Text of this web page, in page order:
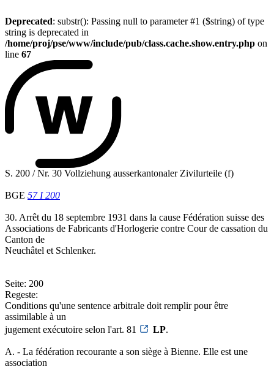
Deprecated: substr(): Passing null to parameter #1 ($string) of type
string is deprecated in
/home/proj/pse/www/include/pub/class.cache.show.entry.php on
line 67
S. 200 / Nr. 30 Vollziehung ausserkantonaler Zivilurteile (f)
BGE 57 I 200
30. Arrêt du 18 septembre 1931 dans la cause Fédération suisse des
Associations de Fabricants d'Horlogerie contre Cour de cassation du
Canton de
Neuchâtel et Schlenker.
Seite: 200
Regeste:
Conditions qu'une sentence arbitrale doit remplir pour être
assimilable à un
jugement exécutoire selon l'art. 81
LP.
A. - La fédération recourante a son siège à Bienne. Elle est une
association